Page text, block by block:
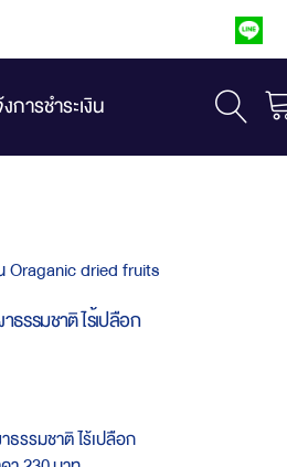
การชำระเงิน
Oraganic dried fruits
ธรรมชาติ ไร้เปลือก
รรมชาติ ไร้เปลือก